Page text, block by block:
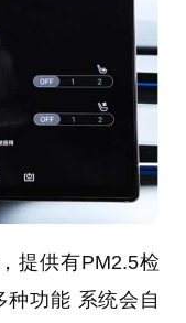
提供有PM2.5检
功能 系统会自